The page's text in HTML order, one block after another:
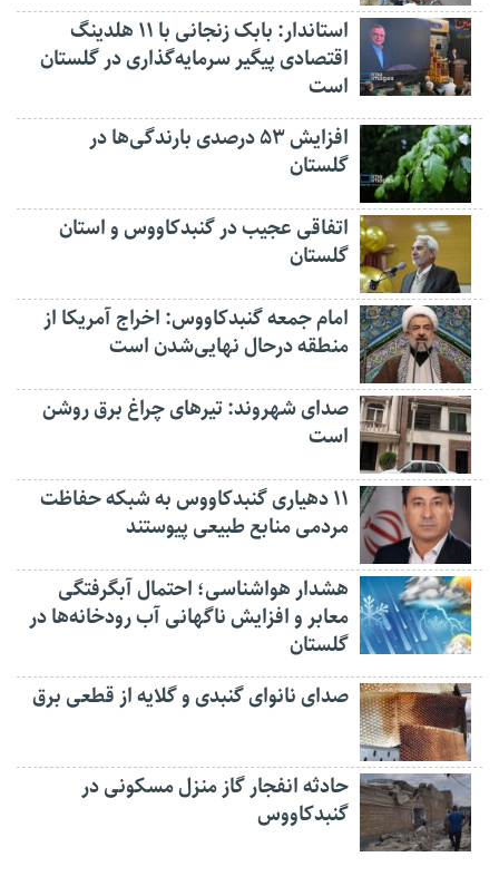
استاندار: بابک زنجانی با ۱۱ هلدینگ
اقتصادی پیگیر سرمایه‌گذاری در گلستان
است
افزایش ۵۳ درصدی بارندگی‌ها در
گلستان
اتفاقی عجیب در‌ گنبدکاووس و استان
گلستان
امام جمعه گنبدکاووس: اخراج آمریکا از
منطقه درحال نهایی‌شدن است
صدای شهروند: تیرهای چراغ برق روشن
است
۱۱ دهیاری گنبدکاووس به شبکه حفاظت
مردمی منابع طبیعی پیوستند
هشدار هواشناسی؛ احتمال آبگرفتگی
معابر و افزایش ناگهانی آب رودخانه‌ها در
گلستان
صدای نانوای گنبدی و گلایه از قطعی برق
حادثه انفجار گاز منزل مسکونی در
گنبدکاووس